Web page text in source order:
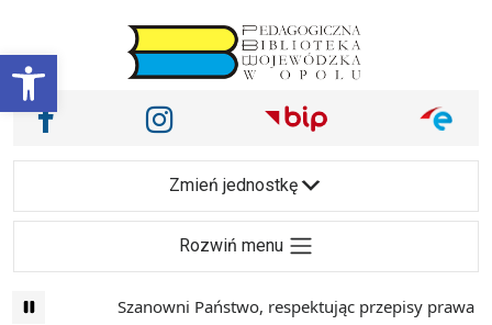
Otwórz pasek narzędzi
Main Navigation
Nasze media społecznościowe i inne
Facebook Instagram
Zmień jednostkę
Rozwiń menu
Szanowni Państwo, respektując przepisy prawa i